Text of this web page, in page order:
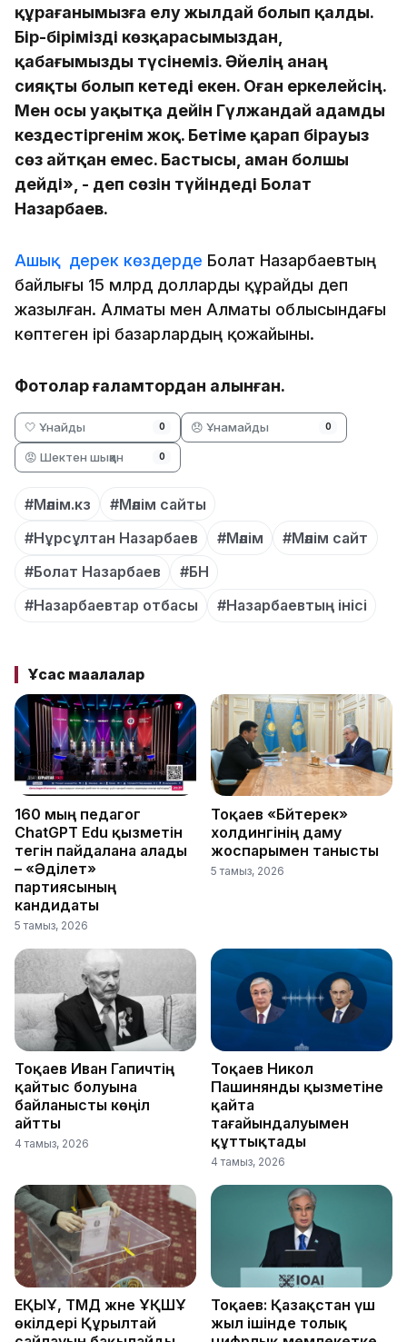
құрағанымызға елу жылдай болып қалды.
Бір-бірімізді көзқарасымыздан,
қабағымызды түсінеміз. Әйелің анаң
сияқты болып кетеді екен. Оған еркелейсің.
Мен осы уақытқа дейін Гүлжандай адамды
кездестіргенім жоқ. Бетіме қарап бірауыз
сөз айтқан емес. Бастысы, аман болшы
дейді», - деп сөзін түйіндеді Болат
Назарбаев.
Ашық дерек көздерде Болат Назарбаевтың
байлығы 15 млрд долларды құрайды деп
жазылған. Алматы мен Алматы облысындағы
көптеген ірі базарлардың қожайыны.
Фотолар ғаламтордан алынған.
🤍 Ұнайды 0 😞 Ұнамайды 0
😡 Шектен шыққан 0
#Мәлім.кз
#Мәлім сайты
#Нұрсұлтан Назарбаев
#Мәлім
#Мәлім сайт
#Болат Назарбаев
#БН
#Назарбаевтар отбасы
#Назарбаевтың інісі
Ұқсас мақалалар
160 мың педагог
ChatGPT Edu қызметін
тегін пайдалана алады
– «Әділет»
партиясының
кандидаты
5 тамыз, 2026
Тоқаев «Бәйтерек»
холдингінің даму
жоспарымен танысты
5 тамыз, 2026
Тоқаев Иван Гапичтің
қайтыс болуына
байланысты көңіл
айтты
4 тамыз, 2026
Тоқаев Никол
Пашинянды қызметіне
қайта
тағайындалуымен
құттықтады
4 тамыз, 2026
ЕҚЫҰ, ТМД және ҰҚШҰ
өкілдері Құрылтай
Тоқаев: Қазақстан үш
жыл ішінде толық